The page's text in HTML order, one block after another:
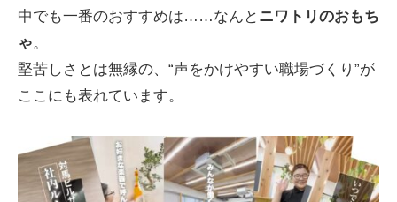
中でも一番のおすすめは……なんと ニワトリのおもち
ゃ。
堅苦しさとは無縁の、“声をかけやすい職場づくり”が
ここにも表れています。